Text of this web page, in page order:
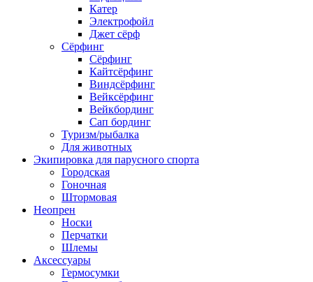
Катер
Электрофойл
Джет сёрф
Сёрфинг
Сёрфинг
Кайтсёрфинг
Виндсёрфинг
Вейксёрфинг
Вейкбординг
Сап бординг
Туризм/рыбалка
Для животных
Экипировка для парусного спорта
Городская
Гоночная
Штормовая
Неопрен
Носки
Перчатки
Шлемы
Аксессуары
Гермосумки